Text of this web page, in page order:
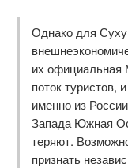
Однако для
их официальная
поток туристов,
именно из
Запада Южная
теряют.
признать